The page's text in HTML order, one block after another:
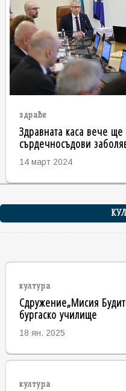
здраве
Здравната каса вече
сърдечносъдови
14 март 2024
култура
Сдружение„Мисия
бургаско училище
18 ян. 2025
култура